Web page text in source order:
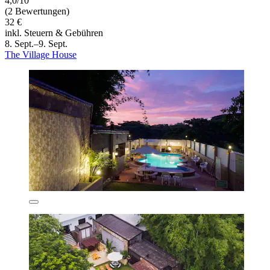
(2 Bewertungen)
32 €
inkl. Steuern & Gebühren
8. Sept.–9. Sept.
The Village House